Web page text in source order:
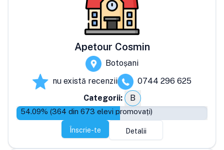
Apetour Cosmin
Botoșani
nu există recenzii
0744 296 625
Categorii:
B
54.09% (364 din 673 elevi promovați)
Înscrie-te Detalii